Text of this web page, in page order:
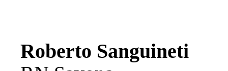
Roberto Sanguineti